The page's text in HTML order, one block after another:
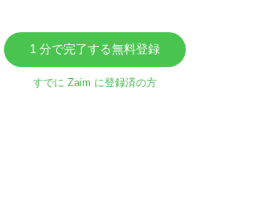
1 分で完了する無料登録
すでに Zaim に登録済の方